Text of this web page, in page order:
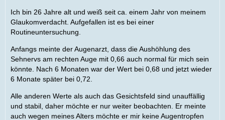
Ich bin 26 Jahre alt und weiß seit ca. einem Jahr von meinem
Glaukomverdacht. Aufgefallen ist es bei einer
Routineuntersuchung.
Anfangs meinte der Augenarzt, dass die Aushöhlung des
Sehnervs am rechten Auge mit 0,66 auch normal für mich sein
könnte. Nach 6 Monaten war der Wert bei 0,68 und jetzt wieder
6 Monate später bei 0,72.
Alle anderen Werte als auch das Gesichtsfeld sind unauffällig
und stabil, daher möchte er nur weiter beobachten. Er meinte
auch wegen meines Alters möchte er mir keine Augentropfen